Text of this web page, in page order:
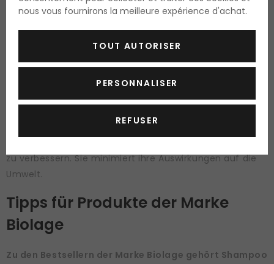
Von Anfang an inspirierte sie sich von natürlichen
Inhaltsstoffen, insbesondere Pflanzenstoffen. Sie
beeindruckte sofort mit ihrer weißen Verpackung und
dem charakteristischen Duft. Heutzutage ist Biolageein
weltweit führendes Unternehmen in der
Quellen an. Die Marke Biolage verpflichtet sich, ihre
zu verbessern. Sie minimiert ihre Auswirkungen auf die
Umwelt.
Tipps für Produkte der Marke
Biolage
Zu den Bestsellern der Marke Biolage gehört Shampoo
nous vous fournirons la meilleure expérience d'achat.
TOUT AUTORISER
PERSONNALISER
REFUSER